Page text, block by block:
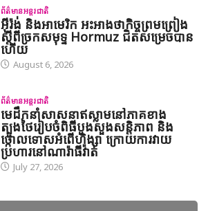
ព័ត៌មានអន្តរជាតិ
អ៊ីរ៉ង់ និងអាមេរិក អះអាងថាកិច្ចព្រមព្រៀង
ស្តីពីច្រកសមុទ្ទ Hormuz ជិតសម្រេចបាន
ហើយ
August 6, 2026
ព័ត៌មានអន្តរជាតិ
មេដឹកនាំសាសនាឥស្លាមនៅភាគខាង
ត្បូងថៃរៀបចំពិធីបួងសួងសន្តិភាព និង
ថ្កោលទោសអំពើហិង្សា ក្រោយការវាយ
ប្រហារនៅណារ៉ាធីវ៉ាត់
July 27, 2026